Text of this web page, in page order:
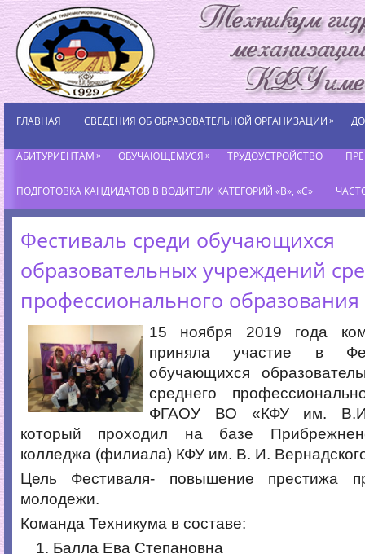
ГЛАВНАЯ СВЕДЕНИЯ ОБ ОБРАЗОВАТЕЛЬНОЙ ОРГАНИЗАЦИИ»
АБИТУРИЕНТАМ» ОБУЧАЮЩЕМУСЯ» ТРУДОУСТРОЙСТВО
ПОДГОТОВКА КАНДИДАТОВ В ВОДИТЕЛИ КАТЕГОРИЙ «В», «С»
Фестиваль среди обучающихся
образовательных учреждений
профессионального образования
15 ноября 2019 года
приняла участие в
обучающихся
среднего
ФГАОУ ВО «КФУ им. В.И.
который проходил на базе
колледжа (филиала) КФУ им. В. И.
Цель Фестиваля- повышение престижа
молодежи.
Команда Техникума в составе:
Балла Ева Степановна